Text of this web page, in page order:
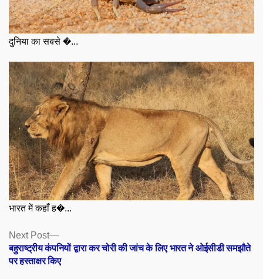
दुनिया का सबसे �...
भारत में कहाँ ह�...
Posts
navigation
Next Post
Next
post:
बहुराष्ट्रीय कंपनियों द्वारा कर चोरी की जांच के लिए भारत ने ओईसीडी समझौते
पर हस्ताक्षर किए